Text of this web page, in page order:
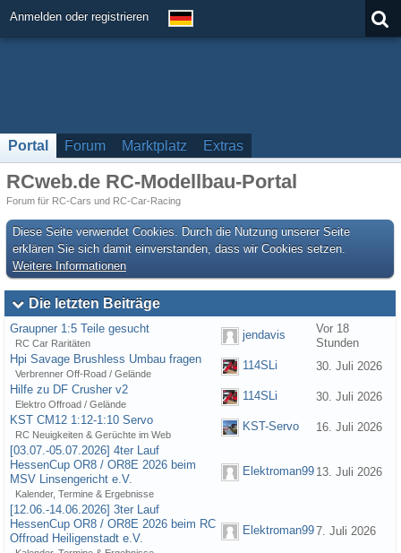
Anmelden oder registrieren
Portal Forum Marktplatz Extras
RCweb.de RC-Modellbau-Portal
Forum für RC-Cars und RC-Car-Racing
Diese Seite verwendet Cookies. Durch die Nutzung unserer Seite
erklären Sie sich damit einverstanden, dass wir Cookies setzen.
Weitere Informationen
Die letzten Beiträge
Graupner 1:5 Teile gesucht
RC Car Raritäten
jendavis
Vor 18
Stunden
Hpi Savage Brushless Umbau fragen
Verbrenner Off-Road / Gelände
114SLi
30. Juli 2026
Hilfe zu DF Crusher v2
Elektro Offroad / Gelände
114SLi
30. Juli 2026
KST CM12 1:12-1:10 Servo
RC Neuigkeiten & Gerüchte im Web
KST-Servo
16. Juli 2026
[03.07.-05.07.2026] 4ter Lauf
HessenCup OR8 / OR8E 2026 beim
MSV Linsengericht e.V.
Kalender, Termine & Ergebnisse
Elektroman99 13. Juli 2026
[12.06.-14.06.2026] 3ter Lauf
HessenCup OR8 / OR8E 2026 beim RC
Offroad Heiligenstadt e.V.
Elektroman997. Juli 2026